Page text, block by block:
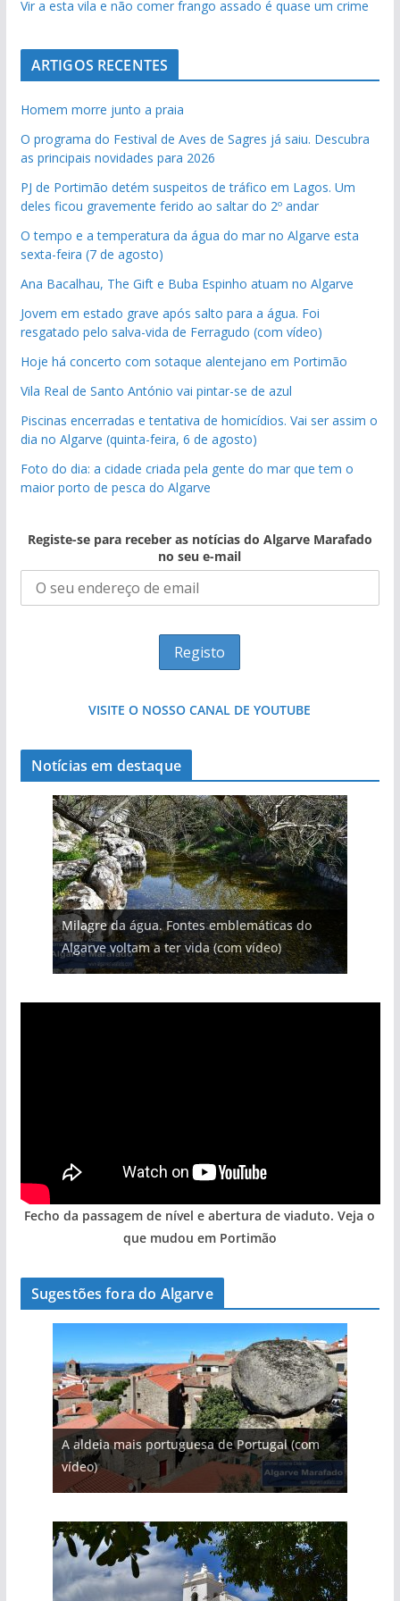
Vir a esta vila e não comer frango assado é quase um crime
ARTIGOS RECENTES
Homem morre junto a praia
O programa do Festival de Aves de Sagres já saiu. Descubra
as principais novidades para 2026
PJ de Portimão detém suspeitos de tráfico em Lagos. Um
deles ficou gravemente ferido ao saltar do 2º andar
O tempo e a temperatura da água do mar no Algarve esta
sexta-feira (7 de agosto)
Ana Bacalhau, The Gift e Buba Espinho atuam no Algarve
Jovem em estado grave após salto para a água. Foi
resgatado pelo salva-vida de Ferragudo (com vídeo)
Hoje há concerto com sotaque alentejano em Portimão
Vila Real de Santo António vai pintar-se de azul
Piscinas encerradas e tentativa de homicídios. Vai ser assim o
dia no Algarve (quinta-feira, 6 de agosto)
Foto do dia: a cidade criada pela gente do mar que tem o
maior porto de pesca do Algarve
Registe-se para receber as notícias do Algarve Marafado
no seu e-mail
VISITE O NOSSO CANAL DE YOUTUBE
Notícias em destaque
Milagre da água. Fontes emblemáticas do
Algarve voltam a ter vida (com vídeo)
Fecho da passagem de nível e abertura de viaduto. Veja o
que mudou em Portimão
Sugestões fora do Algarve
A aldeia mais portuguesa de Portugal (com
vídeo)
A piscina natural com cascata
As portas do rio Tejo (com vídeo)